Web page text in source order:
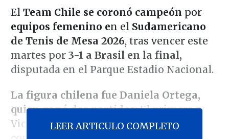
El Team Chile se coronó campeón por
equipos femenino en el Sudamericano
de Tenis de Mesa 2026, tras vencer este
martes por 3-1 a Brasil en la final,
disputada en el Parque Estadio Nacional.
La figura chilena fue Daniela Ortega,
quien ganó dos partidos:El primero a
Victoria Strassburger, y la definición
LEER ARTICULO COMPLETO